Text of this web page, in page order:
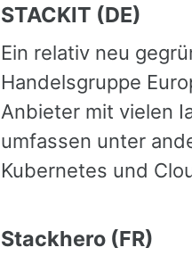
STACKIT (DE)
Ein relativ neu
Handelsgruppe
Anbieter mit vielen
umfassen unter
Kubernetes und
Stackhero (FR)